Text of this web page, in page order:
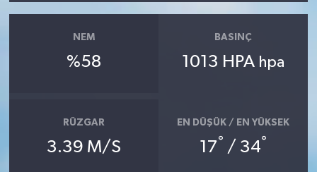
NEM
%58
BASINÇ
1013 HPA hpa
RÜZGAR
3.39 M/S
EN DÜŞÜK / EN YÜKSEK
17° / 34°